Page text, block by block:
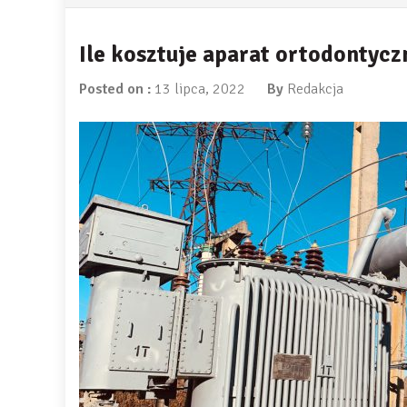
Ile kosztuje aparat
Posted on : 13 lipca, 2022 By Redakcja